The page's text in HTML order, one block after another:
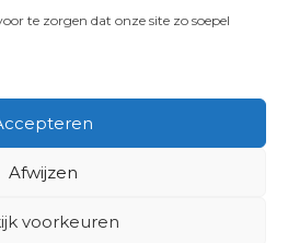
te zorgen dat onze site zo soepel
Afwijzen
voorkeuren
ONS OP: